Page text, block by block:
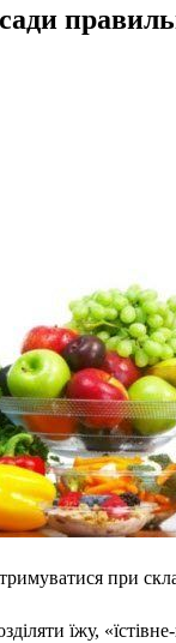
при
їжу, «їстівне-